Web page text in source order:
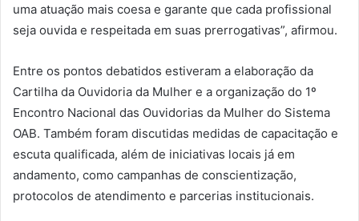
uma atuação mais coesa e garante que cada profissional
seja ouvida e respeitada em suas prerrogativas”, afirmou.
Entre os pontos debatidos estiveram a elaboração da
Cartilha da Ouvidoria da Mulher e a organização do 1º
Encontro Nacional das Ouvidorias da Mulher do Sistema
OAB. Também foram discutidas medidas de capacitação e
escuta qualificada, além de iniciativas locais já em
andamento, como campanhas de conscientização,
protocolos de atendimento e parcerias institucionais.